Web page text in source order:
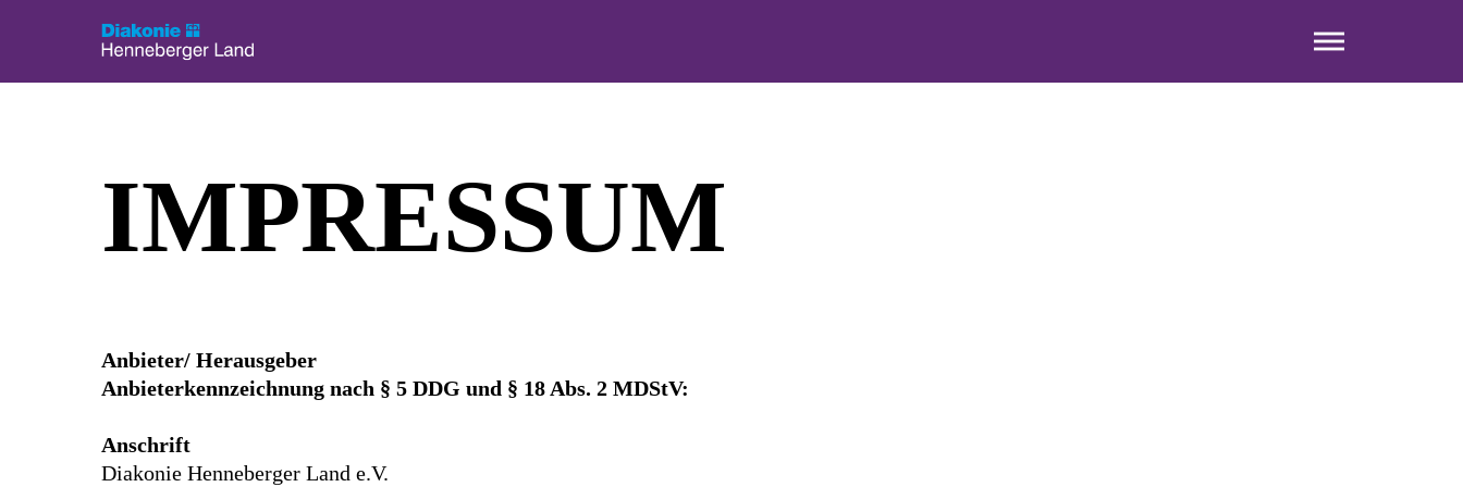
IMPRESSUM
Anbieter/ Herausgeber
Anbieterkennzeichnung nach § 5 DDG und § 18 Abs. 2 MDStV:
Anschrift
Diakonie Henneberger Land e.V.